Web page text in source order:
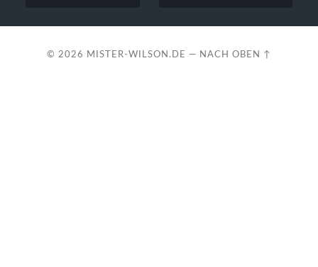
© 2026 MISTER-WILSON.DE — NACH OBEN ↑